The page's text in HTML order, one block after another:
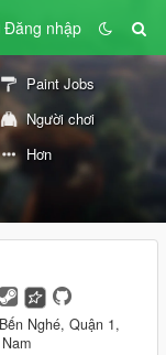
Đăng nhập
Paint Jobs
Người chơi
Hơn
Nghé, Quận 1,